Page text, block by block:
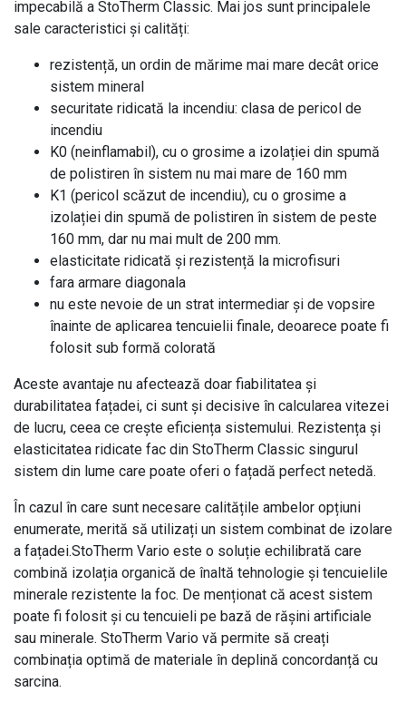
impecabilă a StoTherm Classic. Mai jos sunt principalele
sale caracteristici și calități:
rezistență, un ordin de mărime mai mare decât orice
sistem mineral
securitate ridicată la incendiu: clasa de pericol de
incendiu
K0 (neinflamabil), cu o grosime a izolației din spumă
de polistiren în sistem nu mai mare de 160 mm
K1 (pericol scăzut de incendiu), cu o grosime a
izolației din spumă de polistiren în sistem de peste
160 mm, dar nu mai mult de 200 mm.
elasticitate ridicată și rezistență la microfisuri
fara armare diagonala
nu este nevoie de un strat intermediar și de vopsire
înainte de aplicarea tencuielii finale, deoarece poate fi
folosit sub formă colorată
Aceste avantaje nu afectează doar fiabilitatea și
durabilitatea fațadei, ci sunt și decisive în calcularea vitezei
de lucru, ceea ce crește eficiența sistemului. Rezistența și
elasticitatea ridicate fac din StoTherm Classic singurul
sistem din lume care poate oferi o fațadă perfect netedă.
În cazul în care sunt necesare calitățile ambelor opțiuni
enumerate, merită să utilizați un sistem combinat de izolare
a fațadei.StoTherm Vario este o soluție echilibrată care
combină izolația organică de înaltă tehnologie și tencuielile
minerale rezistente la foc. De menționat că acest sistem
poate fi folosit și cu tencuieli pe bază de rășini artificiale
sau minerale. StoTherm Vario vă permite să creați
combinația optimă de materiale în deplină concordanță cu
sarcina.